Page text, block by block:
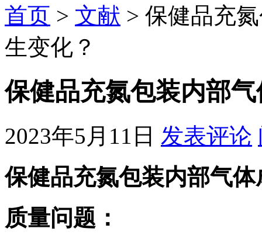
首页 > 文献 > 保健品充
生变化？
保健品充氮包装内部
2023年5月11日 发表评论
保健品充氮包装内部气
质量问题：